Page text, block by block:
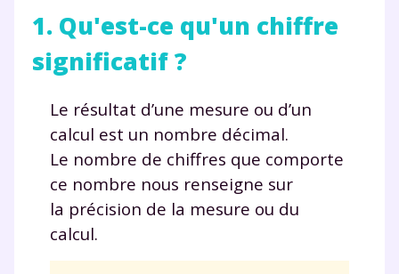
1. Qu'est-ce qu'un chiffre
significatif ?
Le résultat d’une mesure ou d’un
calcul est un nombre décimal.
Le nombre de chiffres que comporte
ce nombre nous renseigne sur
la précision de la mesure ou du
calcul.